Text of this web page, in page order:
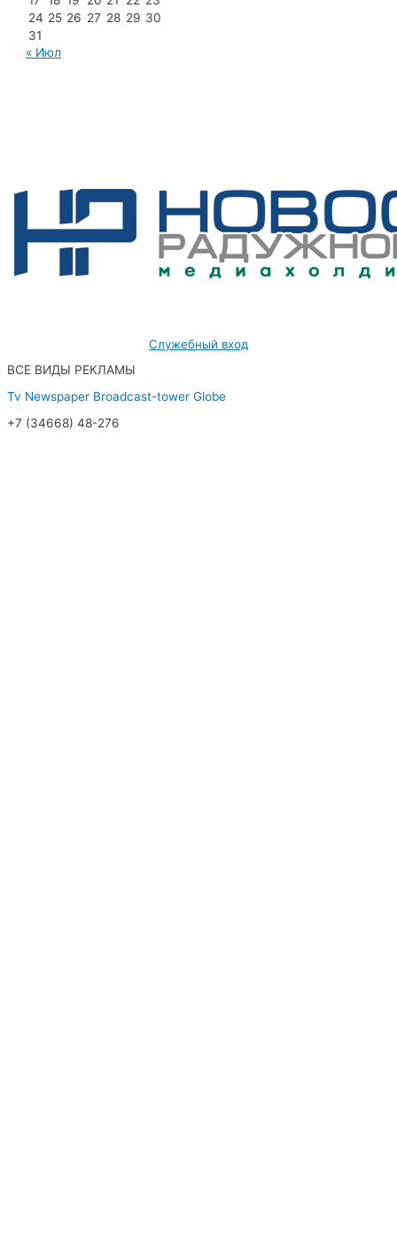
24 25 26 27 28 29 30
31
« Июл
Служебный вход
ВСЕ ВИДЫ РЕКЛАМЫ
Tv Newspaper Broadcast-tower Globe
+7 (34668) 48-276